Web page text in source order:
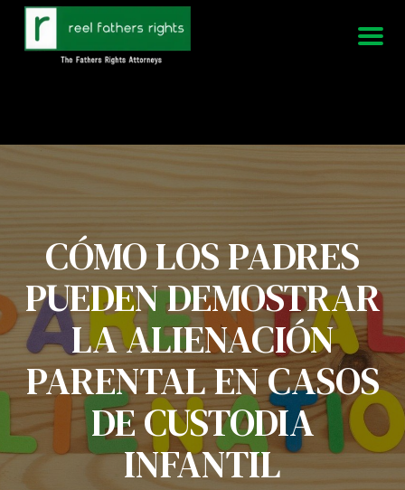
951-339-3826
Estamos disponibles 24/7
CÓMO LOS PADRES
PUEDEN DEMOSTRAR
LA ALIENACIÓN
PARENTAL EN CASOS
DE CUSTODIA
INFANTIL